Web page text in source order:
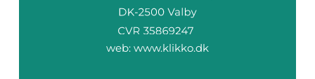
web: www.klikko.dk